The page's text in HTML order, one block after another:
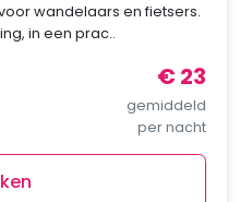
wandelaars en fietsers.
in een prac..
€ 23
gemiddeld
per nacht